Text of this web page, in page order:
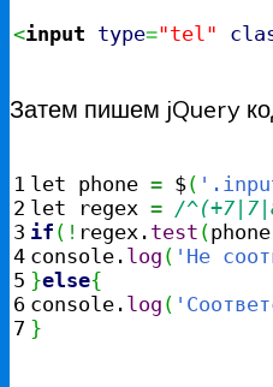
<input type="tel"
Затем пишем jQuery
1
2
3
4
5
6
let phone = $(
let regex = /
if ( ! regex. test (phone
console. log ( 'Не
}else{
console. log (
}